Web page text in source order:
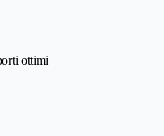
ottimi